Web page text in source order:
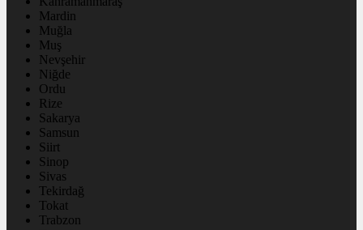
Mardin
Muğla
Muş
Nevşehir
Niğde
Ordu
Rize
Sakarya
Samsun
Siirt
Sinop
Sivas
Tekirdağ
Tokat
Trabzon